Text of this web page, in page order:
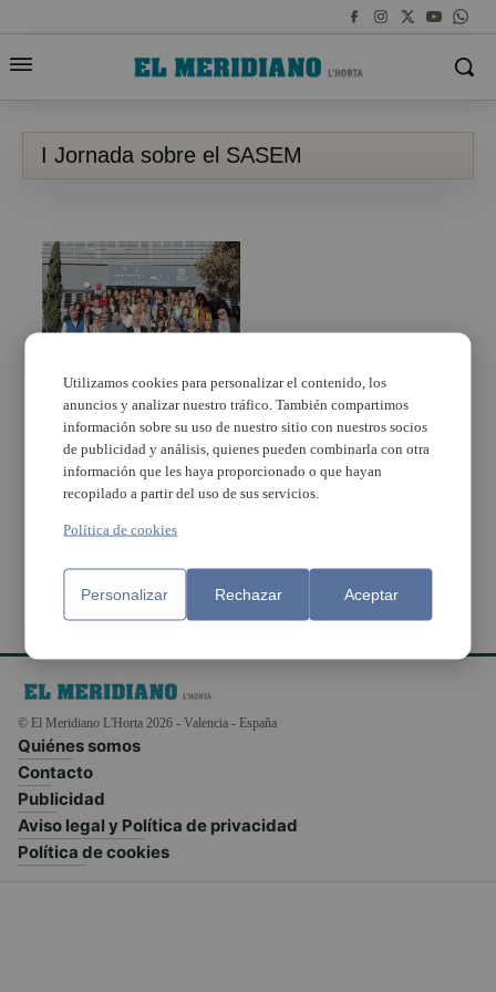
I Jornada sobre el SASEM
Burjassot, sede de la I
Jornada sobre el
SASEM (Servicio de
Atención y Seguimiento
para la Enfermedad
Mental) de l’Horta Nord
© El Meridiano L'Horta 2026 - Valencia - España
Quiénes somos
Contacto
Publicidad
Aviso legal y Política de privacidad
Política de cookies
Utilizamos cookies para personalizar el contenido, los
anuncios y analizar nuestro tráfico. También compartimos
información sobre su uso de nuestro sitio con nuestros socios
de publicidad y análisis, quienes pueden combinarla con otra
información que les haya proporcionado o que hayan
recopilado a partir del uso de sus servicios.
Política de cookies
Personalizar Rechazar Aceptar